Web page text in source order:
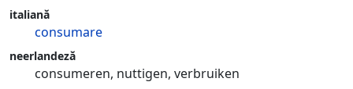
italiană
consumare
neerlandeză
consumeren, nuttigen, verbruiken